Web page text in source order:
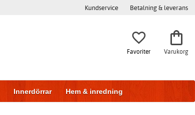
Kundservice Betalning & leverans
Favoriter Varukorg
Innerdörrar Hem & inredning